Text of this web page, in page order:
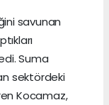
savunan
Suma
sektördeki
Kocamaz,